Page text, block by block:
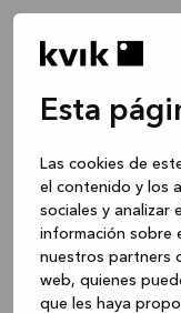
Esta
Las cookies de
el contenido y los
sociales y analizar
información sobre
nuestros partners
web, quienes
que les haya